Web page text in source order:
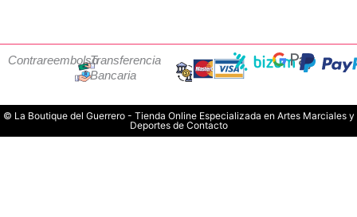
ContrareembolsoTransferencia
Bancaria
© La Boutique del Guerrero - Tienda Online Especializada en Artes Marciales y
Deportes de Contacto